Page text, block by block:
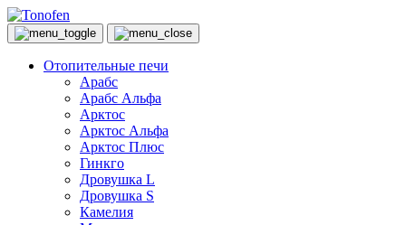
Отопительные печи
Арабс
Арабс Альфа
Арктос
Арктос Альфа
Арктос Плюс
Гинкго
Дровушка L
Дровушка S
Камелия